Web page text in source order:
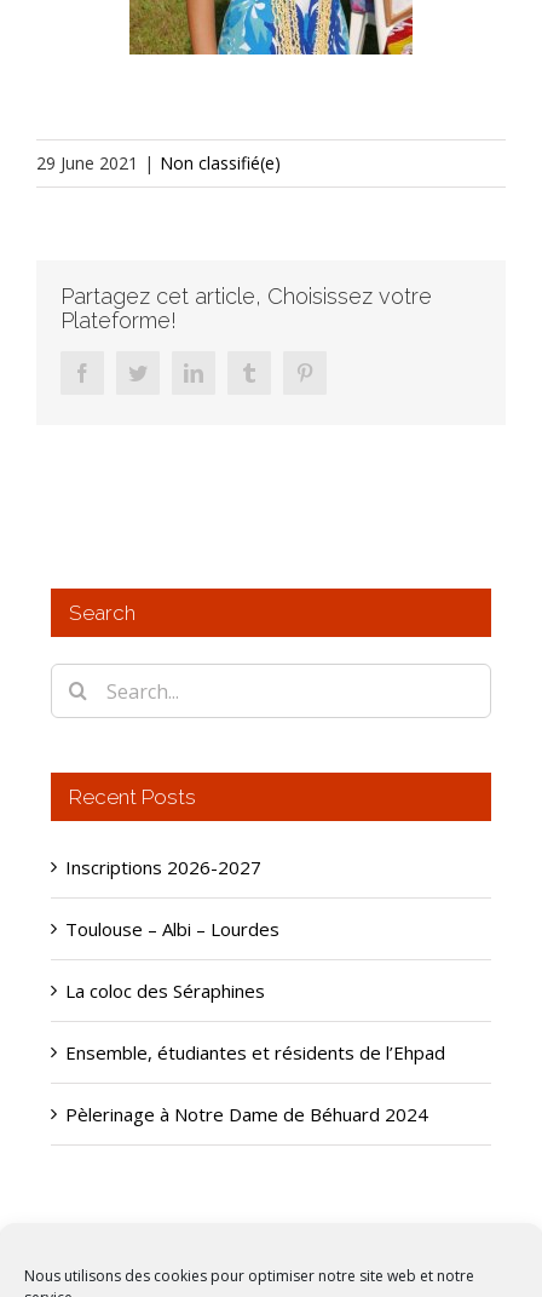
Nous utilisons des cookies pour optimiser notre site web et notre
29 June 2021 | Non classifié(e)
Partagez cet article, Choisissez votre
Plateforme!
facebook twitter linkedin tumblr
Search
Search
for:
Recent Posts
Inscriptions 2026-2027
Toulouse – Albi – Lourdes
La coloc des Séraphines
Ensemble, étudiantes et résidents de l’Ehpad
Pèlerinage à Notre Dame de Béhuard 2024